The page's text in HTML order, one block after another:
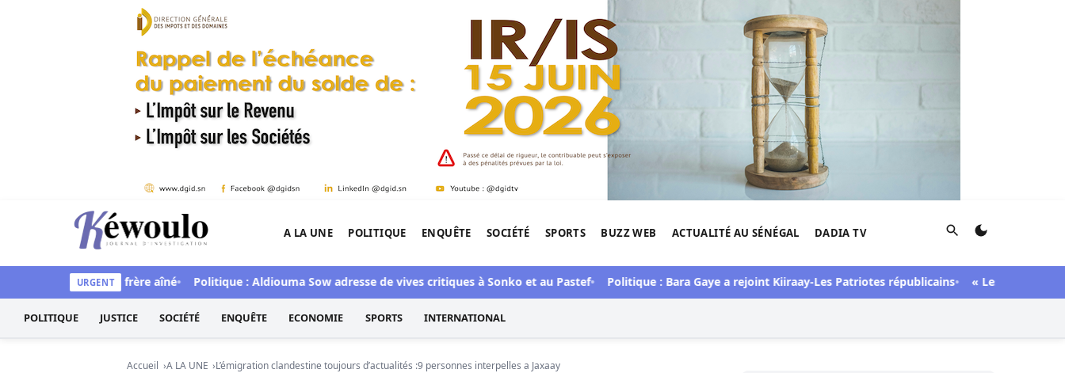
Aller au contenu
Kéwoulo, le premier site d'information et d'investigation de l'Afrique.
A LA UNE POLITIQUE ENQUÊTE SOCIÉTÉ SPORTS BUZZ WEB ACTUALITÉ AU SÉNÉGAL DADIA TV Rechercher
URGENT
son frère aîné Politique : Aldiouma Sow adresse de vives critiques à Sonko et au Pastef Politique : Bara Gaye a rejoint Kiiraay-Les Patriotes républicains « Lesbienne », «
POLITIQUE JUSTICE SOCIÉTÉ ENQUÊTE ECONOMIE SPORTS INTERNATIONAL
Accueil A LA UNE L’émigration clandestine toujours d’actualités :9 personnes interpelles a Jaxaay